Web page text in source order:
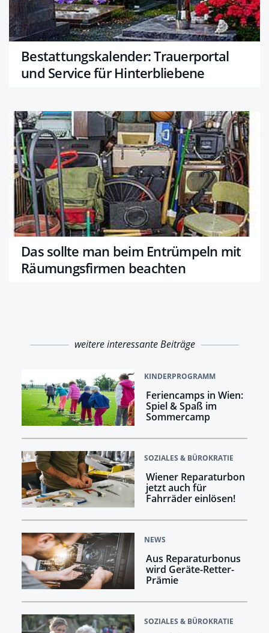
Bestattungskalender: Trauerportal
und Service für Hinterbliebene
Das sollte man beim Entrümpeln mit
Räumungsfirmen beachten
weitere interessante Beiträge
KINDERPROGRAMM
Feriencamps in Wien:
Spiel & Spaß im
Sommercamp
SOZIALES & BÜROKRATIE
Wiener Reparaturbon
jetzt auch für
Fahrräder einlösen!
NEWS
Aus Reparaturbonus
wird Geräte-Retter-
Prämie
SOZIALES & BÜROKRATIE